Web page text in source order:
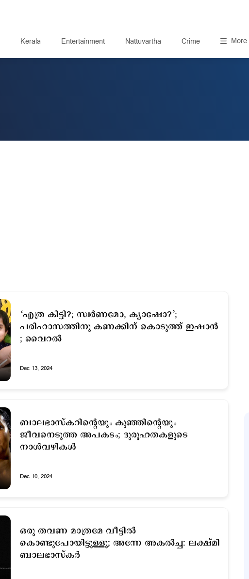
Kerala Entertainment Nattuvartha Crime More
‘എത്ര കിട്ടി?; സ്വര്‍ണമോ, ക്യാഷോ?’;
പരിഹാസത്തിനു കണക്കിന് കൊടുത്ത് ഇഷാന്‍
; വൈറല്‍
Dec 13, 2024
ബാലഭാസ്കറിന്‍റെയും കുഞ്ഞിന്‍റെയും
ജീവനെടുത്ത അപകടം; ദുരൂഹതകളുടെ
നാള്‍വഴികള്‍
Dec 10, 2024
ഒരു തവണ മാത്രമേ വീട്ടില്‍
കൊണ്ടുപോയിട്ടുള്ളൂ; അന്നേ അകല്‍ച്ച: ലക്ഷ്മി
ബാലഭാസ്കര്‍